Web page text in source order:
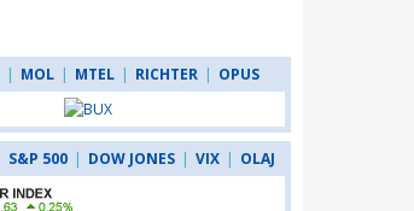
| MOL | MTEL | RICHTER | OPUS
S&P 500 | DOW JONES | VIX | OLAJ